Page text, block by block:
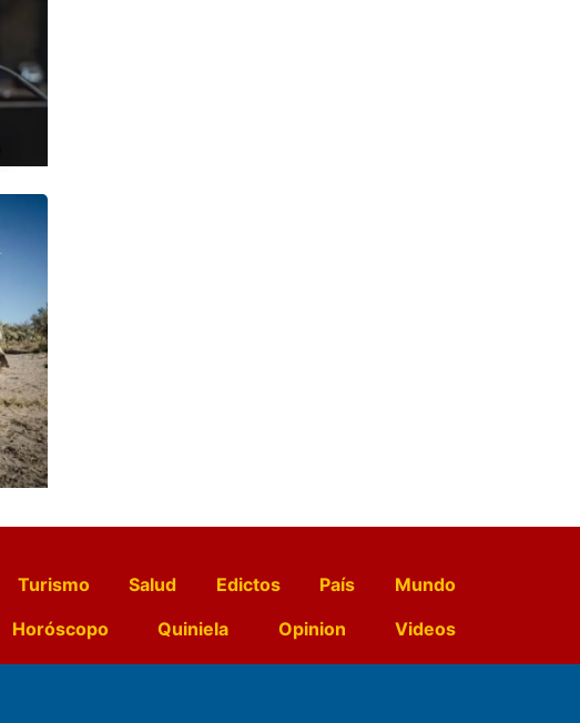
Turismo Salud Edictos País
Mundo
Horóscopo Quiniela Opinion
Videos